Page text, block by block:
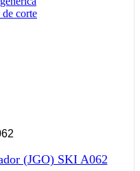
(JGO) SKI A062